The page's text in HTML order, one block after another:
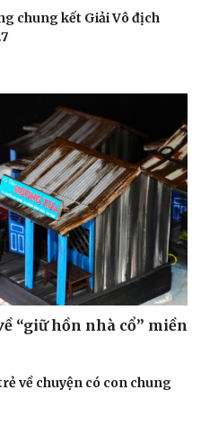
Podcast
Câu chuyện thời sự
Đọc truyện đêm khuya
Cửa sổ tình yêu
Kể chuyện cho bé
Hạt giống tâm hồn
chung kết Giải Vô địch
“giữ hồn nhà cổ” miền
về chuyện có con chung